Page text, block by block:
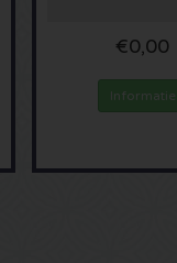
€0,00
Informatie